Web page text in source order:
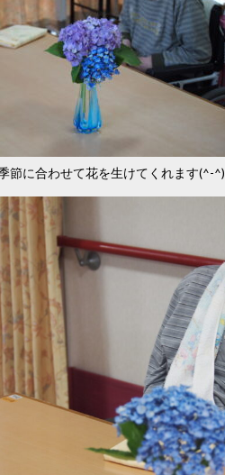
節に合わせて花を生けてくれます(^-^)